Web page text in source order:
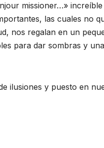
missioner…»
las cuales
nos regalan en un
para dar sombras y
ilusiones y puesto en